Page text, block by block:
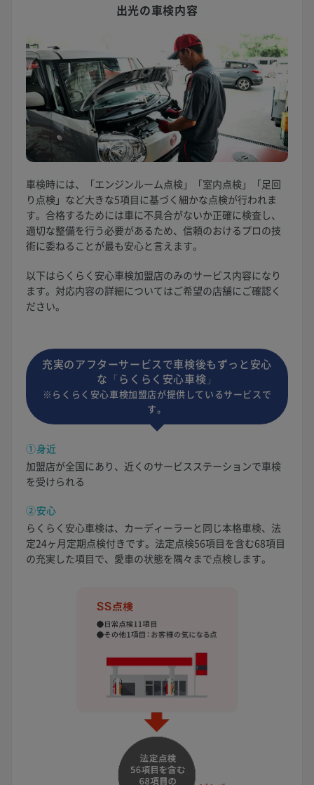
出光の車検内容
車検時には、「エンジンルーム点検」「室内点検」「足回
り点検」など大きな5項目に基づく細かな点検が行われま
す。合格するためには車に不具合がないか正確に検査し、
適切な整備を行う必要があるため、信頼のおけるプロの技
術に委ねることが最も安心と言えます。
以下はらくらく安心車検加盟店のみのサービス内容になり
ます。対応内容の詳細についてはご希望の店舗にご確認く
ださい。
充実のアフターサービスで車検後もずっと安心
な「らくらく安心車検」
※らくらく安心車検加盟店が提供しているサービスで
す。
①身近
加盟店が全国にあり、近くのサービスステーションで車検
を受けられる
②安心
らくらく安心車検は、カーディーラーと同じ本格車検、法
定24ヶ月定期点検付きです。法定点検56項目を含む68項目
の充実した項目で、愛車の状態を隅々まで点検します。